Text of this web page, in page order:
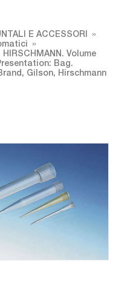
E ACCESSORI
Volume
Bag.
Gilson, Hirschmann